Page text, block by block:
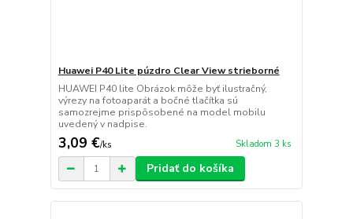
Huawei P40 Lite púzdro Clear View strieborné
HUAWEI P40 lite Obrázok môže byť ilustračný,
výrezy na fotoaparát a bočné tlačítka sú
samozrejme prispôsobené na model mobilu
uvedený v nadpise.
3,09 €/ks Skladom 3 ks
Pridať do košíka